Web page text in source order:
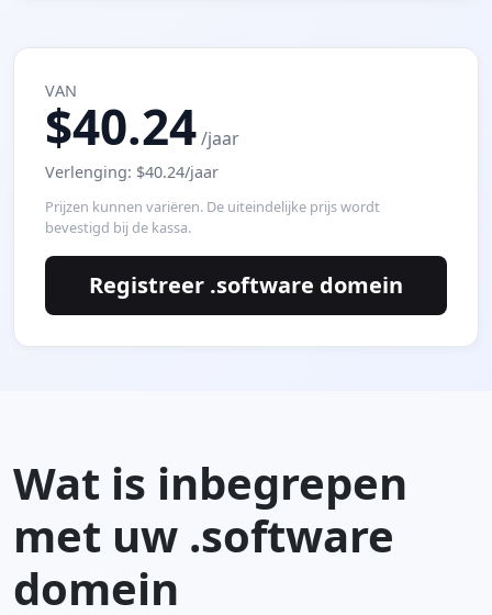
VAN
$40.24/jaar
Verlenging: $40.24/jaar
Prijzen kunnen variëren. De uiteindelijke prijs wordt
bevestigd bij de kassa.
Registreer .software domein
Wat is inbegrepen
met uw .software
domein